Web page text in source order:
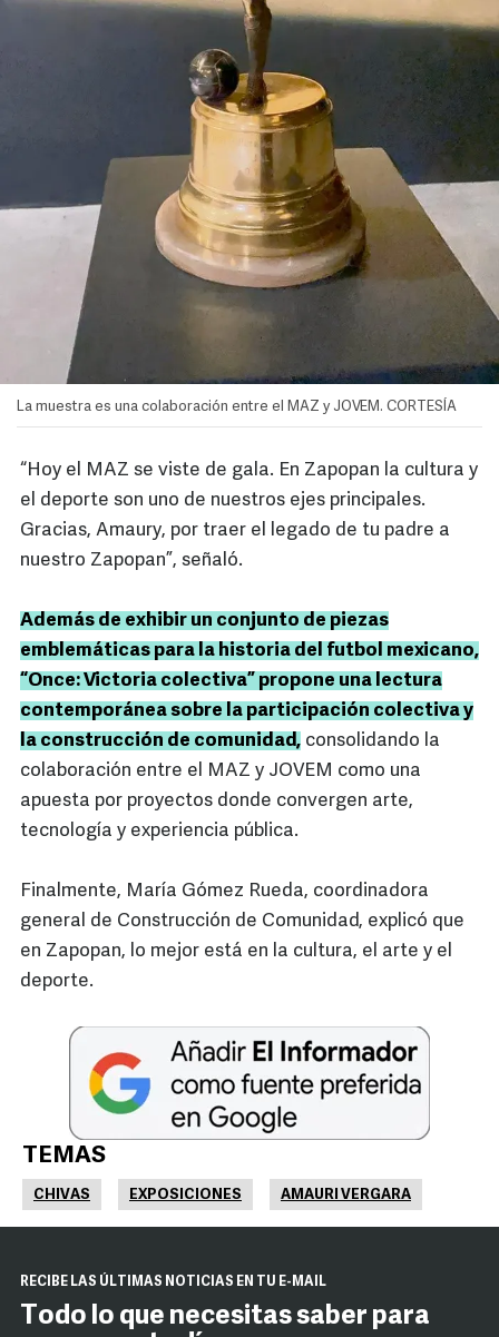
La muestra es una colaboración entre el MAZ y JOVEM. CORTESÍA
“Hoy el MAZ se viste de gala. En Zapopan la cultura y
el deporte son uno de nuestros ejes principales.
Gracias, Amaury, por traer el legado de tu padre a
nuestro Zapopan”, señaló.
Además de exhibir un conjunto de piezas
emblemáticas para la historia del futbol mexicano,
“Once: Victoria colectiva” propone una lectura
contemporánea sobre la participación colectiva y
la construcción de comunidad, consolidando la
colaboración entre el MAZ y JOVEM como una
apuesta por proyectos donde convergen arte,
tecnología y experiencia pública.
Finalmente, María Gómez Rueda, coordinadora
general de Construcción de Comunidad, explicó que
en Zapopan, lo mejor está en la cultura, el arte y el
deporte.
TEMAS
CHIVAS EXPOSICIONES AMAURI VERGARA
RECIBE LAS ÚLTIMAS NOTICIAS EN TU E-MAIL
Todo lo que necesitas saber para